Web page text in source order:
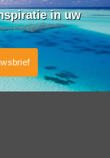
in uw